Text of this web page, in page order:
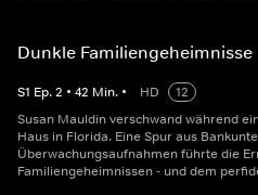
Dunkle Familiengeheimnisse
S1 Ep.2 • 42 Min. • HD
12
Susan Mauldin verschwand während
Haus in Florida. Eine Spur aus
Überwachungsaufnahmen führte die
Familiengeheimnissen - und dem